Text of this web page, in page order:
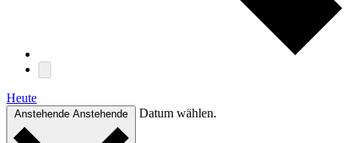
Heute
Anstehende Anstehende Datum wählen.